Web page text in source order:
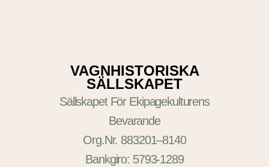
VAGNHISTORISKA
SÄLLSKAPET
Sällskapet För Ekipagekulturens
Bevarande
Org.nr. 883201–8140
Bankgiro: 5793-1289